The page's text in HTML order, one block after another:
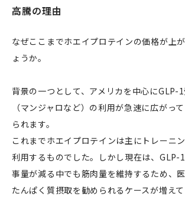
高騰の理由
なぜここまでホエイプロテインの価格が上
ょうか。
背景の一つとして、アメリカを中心にGLP-
（マンジャロなど）の利用が急速に広がっ
られます。
これまでホエイプロテインは主にトレーニ
利用するものでした。しかし現在は、GLP-
事量が減る中でも筋肉量を維持するため、
たんぱく質摂取を勧められるケースが増えて